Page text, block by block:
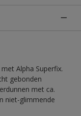
Alpha Superfix.
gebonden
met ca.
niet-glimmende